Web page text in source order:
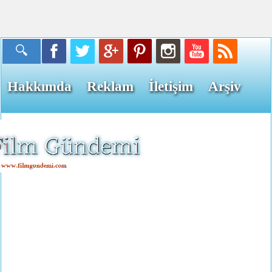
Hakkımda Reklam İletişim Arşiv